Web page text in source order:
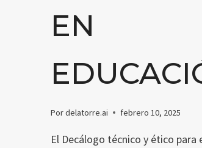
EN
Pordelatorre.ai febrero 10, 2025
El Decálogo técnico y ético para